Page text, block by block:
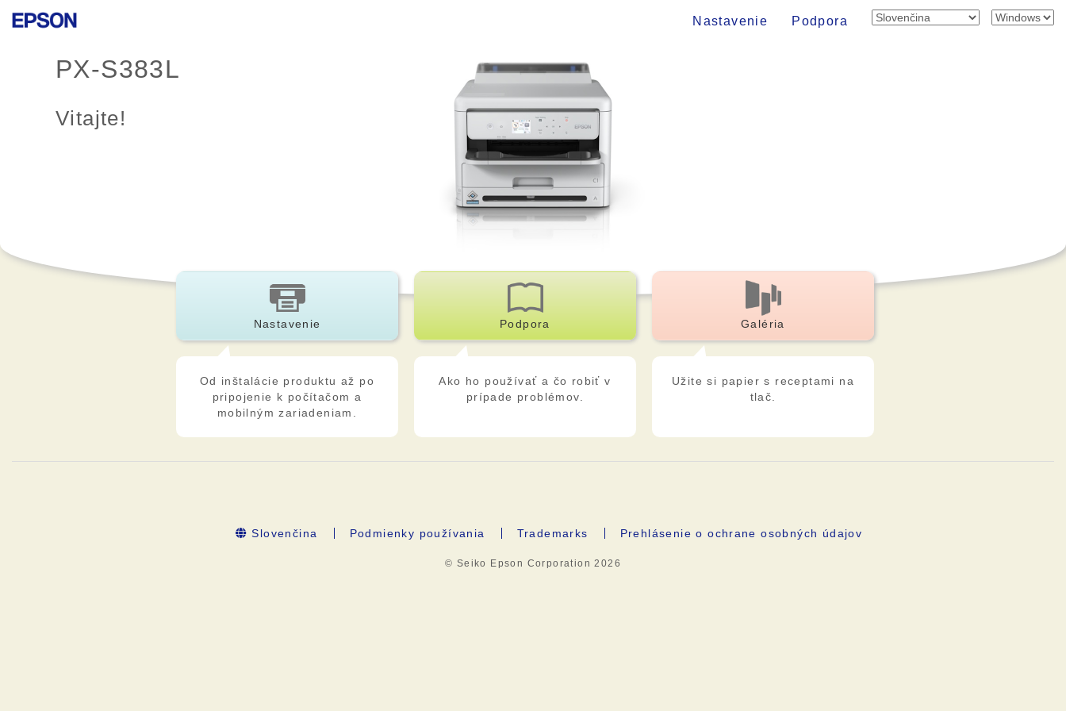
Nastavenie Podpora
PX-S383L
Vitajte!
Nastavenie
Od inštalácie produktu až po
pripojenie k počítačom a
mobilným zariadeniam.
Podpora
Ako ho používať a čo robiť v
prípade problémov.
Galéria
Užite si papier s receptami na
tlač.
Slovenčina Podmienky používania Trademarks Prehlásenie o ochrane osobných údajov
© Seiko Epson Corporation2026